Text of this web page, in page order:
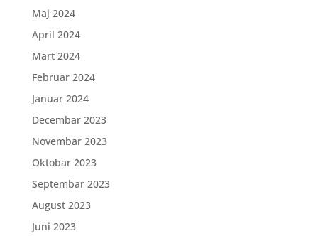
Maj 2024
April 2024
Mart 2024
Februar 2024
Januar 2024
Decembar 2023
Novembar 2023
Oktobar 2023
Septembar 2023
August 2023
Juni 2023